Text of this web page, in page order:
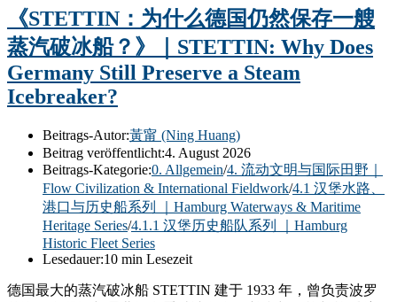
《STETTIN：为什么德国仍然保存一艘
蒸汽破冰船？》｜STETTIN: Why Does
Germany Still Preserve a Steam
Icebreaker?
Beitrags-Autor:黃甯 (Ning Huang)
Beitrag veröffentlicht:4. August 2026
Beitrags-Kategorie:0. Allgemein/4. 流动文明与国际田野｜
Flow Civilization & International Fieldwork/4.1 汉堡水路、
港口与历史船系列 ｜Hamburg Waterways & Maritime
Heritage Series/4.1.1 汉堡历史船队系列 ｜Hamburg
Historic Fleet Series
Lesedauer:10 min Lesezeit
德国最大的蒸汽破冰船 STETTIN 建于 1933 年，曾负责波罗